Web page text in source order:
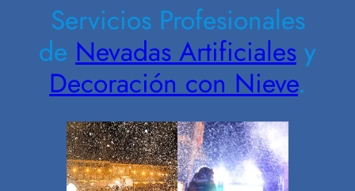
Servicios Profesionales
de Nevadas Artificiales y
Decoración con Nieve.